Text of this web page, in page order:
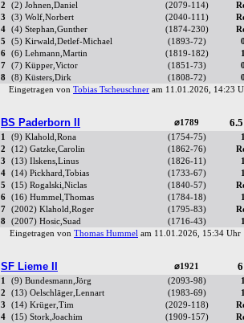
2
(2) Johnen,Daniel (2079-114)
3
(3) Wolf,Norbert (2040-111)
4
(4) Stephan,Gunther (1874-230)
5
(5) Kirwald,Detlef-Michael (1893-72)
6
(6) Lehmann,Martin (1819-182)
7
(7) Küpper,Victor (1851-73)
8
(8) Küsters,Dirk (1808-72)
Eingetragen von Tobias Tscheuschner am 11.01.2026, 14:23
BS Paderborn II ⌀1789
1 (9) Klahold,Rona (1754-75)
2
(12) Gatzke,Carolin (1862-76)
3
(13) Ilskens,Linus (1826-11)
4
(14) Pickhard,Tobias (1733-67)
5
(15) Rogalski,Niclas (1840-57)
6
(16) Hummel,Thomas (1784-18)
7
(2002) Klahold,Roger (1795-83)
8
(2007) Hosic,Suad (1716-43)
Eingetragen von Thomas Hummel am 11.01.2026, 15:34
SF Lieme II ⌀1921
1 (9) Bundesmann,Jörg (2093-98)
2
(13) Oelschläger,Lennart (1983-69)
3
(14) Krüger,Tim (2029-118)
4
(15) Stork,Joachim (1909-157)